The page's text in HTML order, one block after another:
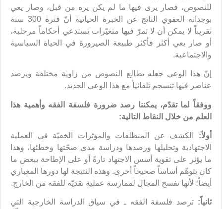
للنصوص، فصار يرى فيها ما لم يكن يره من قبل، وصار يعي
بوجدانه العفوي الناتج عن الخبرة الحياتية أنّ فترة 300 سنة
تقريباً لا يمكن أن لا تمرّ فيها متغيّرات تستدعي أحكاماً مرحلية،
أو صار يعي أكثر فأكثر طبيعة الصيرورة في الحياة السياسية
والاجتماعية.
إنّ هذا الوعي جعله يطالع النصوص من زاوية مختلفة ويرصد
عناصر فيها تنسجم تلقائياً مع هذا الوعي الجديد.
ووفقاً لما تقدّم، يمكننا رصد ضرورة فلسفة الفقه وأهمية هذا
العلم من خلال النقاط التالية:
أولاً: الكشف عن المنطلقات والمؤثرات الخفيّة في العملية
الاجتهادية وتحليلها ورصدها ودراسة مدى صحّتها وخطئها، وهذا
ما يؤثر على تقوية أسس الاجتهاد تارةً أو على الإطاحة ببعض ما
كان يتوهّم أساساً صحيحاً أخرى. وهذه النتيجة لها دورها المعياري
أيضاً؛ لأنها تفسح المجال لممارسة عملية نقديّة للفقه من الخارج.
ثانياً: ترصد فلسفة الفقه ـ في سياق الدراسة الخارجية التي